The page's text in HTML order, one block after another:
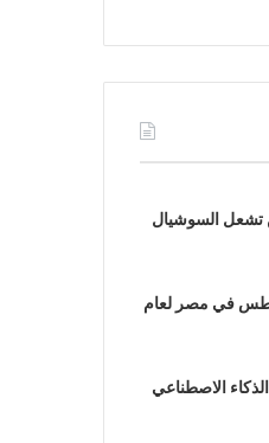
تشعل السوشيال
في مصر لعام
الاصطناعي